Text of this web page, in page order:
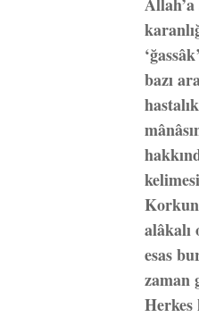
bazı
alâkalı
esas
zaman
Herkes